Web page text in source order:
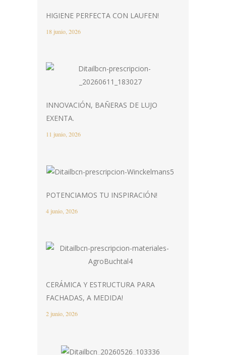
HIGIENE PERFECTA CON LAUFEN!
18 junio, 2026
INNOVACIÓN, BAÑERAS DE LUJO
EXENTA.
11 junio, 2026
POTENCIAMOS TU INSPIRACIÓN!
4 junio, 2026
CERÁMICA Y ESTRUCTURA PARA
FACHADAS, A MEDIDA!
2 junio, 2026